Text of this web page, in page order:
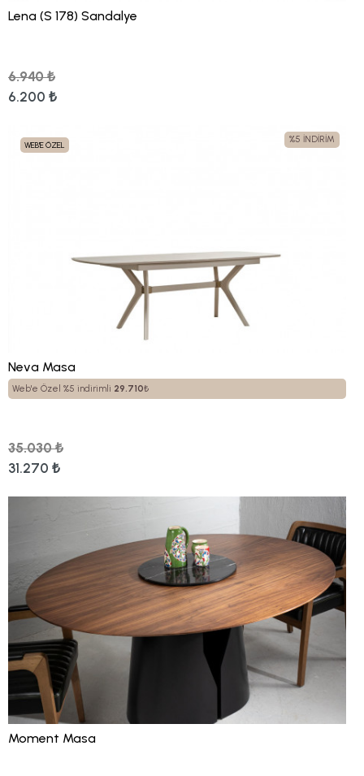
Lena (S 178) Sandalye
6.940 ₺
6.200 ₺
%5 İNDİRİM
WEB'E ÖZEL
Neva Masa
Web'e Özel %5 indirimli 29.710₺
35.030 ₺
31.270 ₺
Moment Masa